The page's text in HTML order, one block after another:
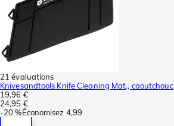
21 évaluations
Knivesandtools Knife Cleaning Mat,, caoutchouc
19,96 €
24,95 €
-20 %Économisez 4,99